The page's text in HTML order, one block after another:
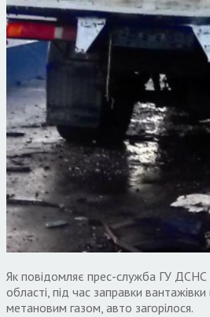
Як повідомляє прес-служба ГУ ДСНС
області, під час заправки
метановим газом, авто загорілося.